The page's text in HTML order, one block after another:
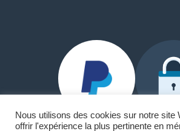
Nous utilisons des cookies sur notre site
offrir l'expérience la plus pertinente en